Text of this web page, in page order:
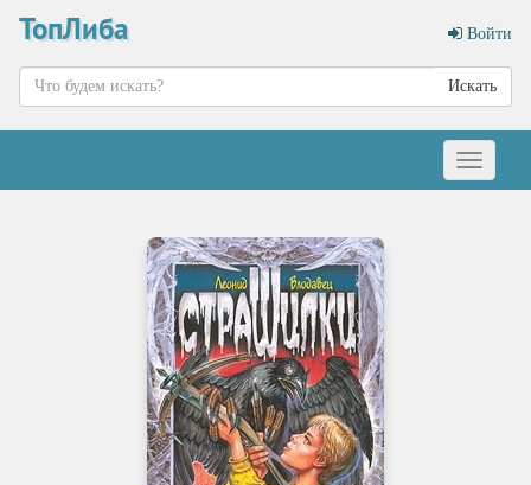
ТопЛиба Войти
Искать
Меню